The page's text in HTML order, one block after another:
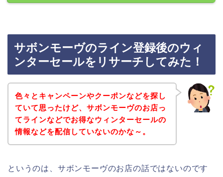
サボンモーヴのライン登録後のウィ
ンターセールをリサーチしてみた！
色々とキャンペーンやクーポンなどを探し
ていて思ったけど、サボンモーヴのお店っ
てラインなどでお得なウィンターセールの
情報などを配信していないのかな～。
というのは、サボンモーヴのお店の話ではないのです